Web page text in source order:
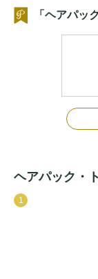
「ヘアパッ
ヘアパック・
1